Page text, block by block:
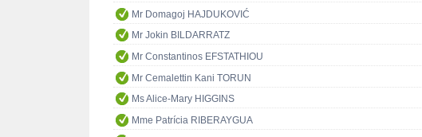
Mr Domagoj HAJDUKOVIĆ
Mr Jokin BILDARRATZ
Mr Constantinos EFSTATHIOU
Mr Cemalettin Kani TORUN
Ms Alice-Mary HIGGINS
Mme Patrícia RIBERAYGUA